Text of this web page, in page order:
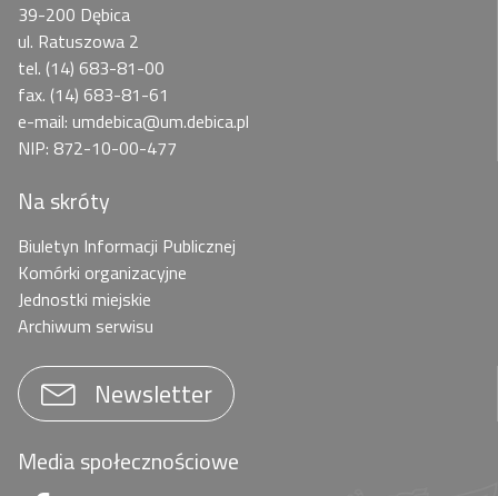
39-200 Dębica
ul. Ratuszowa 2
tel. (14) 683-81-00
fax. (14) 683-81-61
e-mail: umdebica@um.debica.pl
NIP: 872-10-00-477
Na skróty
Biuletyn Informacji Publicznej
Komórki organizacyjne
Jednostki miejskie
Archiwum serwisu
Newsletter
Media społecznościowe